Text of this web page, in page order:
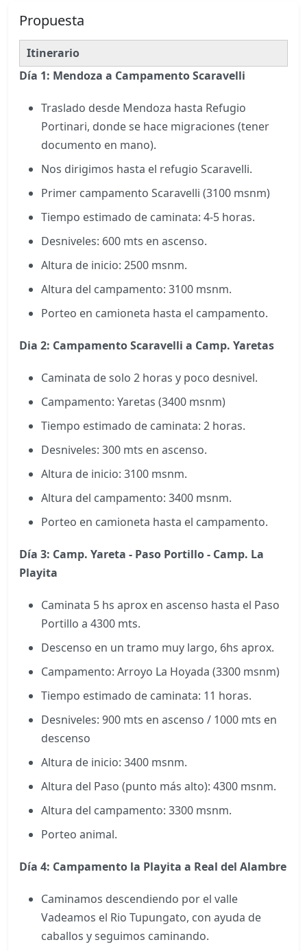
Propuesta
Itinerario
Día 1: Mendoza a Campamento Scaravelli
Traslado desde Mendoza hasta Refugio
Portinari, donde se hace migraciones (tener
documento en mano).
Nos dirigimos hasta el refugio Scaravelli.
Primer campamento Scaravelli (3100 msnm)
Tiempo estimado de caminata: 4-5 horas.
Desniveles: 600 mts en ascenso.
Altura de inicio: 2500 msnm.
Altura del campamento: 3100 msnm.
Porteo en camioneta hasta el campamento.
Dia 2: Campamento Scaravelli a Camp. Yaretas
Caminata de solo 2 horas y poco desnivel.
Campamento: Yaretas (3400 msnm)
Tiempo estimado de caminata: 2 horas.
Desniveles: 300 mts en ascenso.
Altura de inicio: 3100 msnm.
Altura del campamento: 3400 msnm.
Porteo en camioneta hasta el campamento.
Día 3: Camp. Yareta - Paso Portillo - Camp. La
Playita
Caminata 5 hs aprox en ascenso hasta el Paso
Portillo a 4300 mts.
Descenso en un tramo muy largo, 6hs aprox.
Campamento: Arroyo La Hoyada (3300 msnm)
Tiempo estimado de caminata: 11 horas.
Desniveles: 900 mts en ascenso / 1000 mts en
descenso
Altura de inicio: 3400 msnm.
Altura del Paso (punto más alto): 4300 msnm.
Altura del campamento: 3300 msnm.
Porteo animal.
Día 4: Campamento la Playita a Real del Alambre
Caminamos descendiendo por el valle
Vadeamos el Rio Tupungato, con ayuda de
caballos y seguimos caminando.